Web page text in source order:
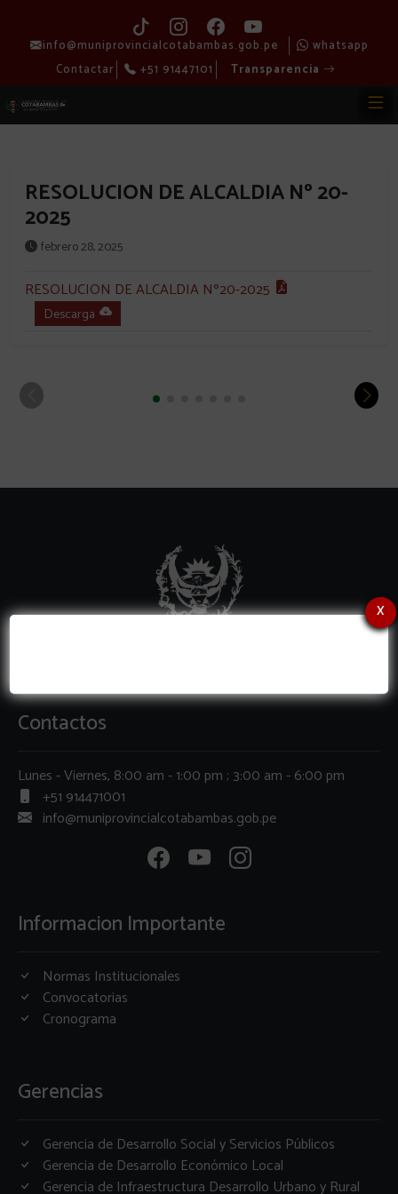
info@muniprovincialcotabambas.gob.pe
whatsapp
Contactar
+51 91447101 Transparencia
RESOLUCION DE ALCALDIA Nº 20-
2025
febrero 28, 2025
RESOLUCION DE ALCALDIA Nº20-2025
Descarga
x
Contactos
Lunes - Viernes, 8:00 am - 1:00 pm ; 3:00 am - 6:00 pm
+51 914471001
info@muniprovincialcotabambas.gob.pe
Informacion Importante
Normas Institucionales
Convocatorias
Cronograma
Gerencias
Gerencia de Desarrollo Social y Servicios Públicos
Gerencia de Desarrollo Económico Local
Gerencia de Infraestructura Desarrollo Urbano y Rural